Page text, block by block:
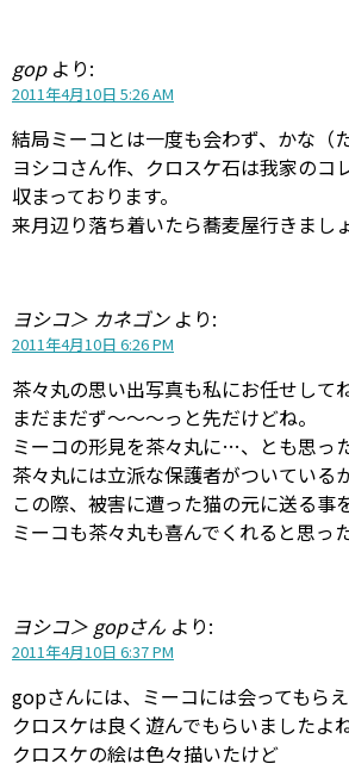
gop より:
2011年4月10日 5:26 AM
結局ミーコとは一度も会わず、かな（た
ヨシコさん作、クロスケ石は我家のコ
収まっております。
来月辺り落ち着いたら蕎麦屋行きましょ
ヨシコ＞ カネゴン より:
2011年4月10日 6:26 PM
茶々丸の思い出写真も私にお任せして
まだまだず〜〜〜っと先だけどね。
ミーコの形見を茶々丸に…、とも思っ
茶々丸には立派な保護者がついている
この際、被害に遭った猫の元に送る事
ミーコも茶々丸も喜んでくれると思っ
ヨシコ＞ gopさん より:
2011年4月10日 6:37 PM
gopさんには、ミーコには会ってもら
クロスケは良く遊んでもらいましたよね
クロスケの絵は色々描いたけど